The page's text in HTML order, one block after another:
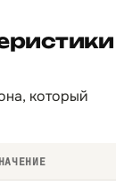
который